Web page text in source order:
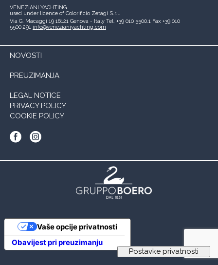
VENEZIANI YACHTING
used under licence of Colorificio Zetagi S.r.l.
Via G. Macaggi 19 16121 Genova - Italy Tel. +39 010 5500.1 Fax +39 010
5500.291 info@venezianiyachting.com
NOVOSTI
PREUZIMANJA
LEGAL NOTICE
PRIVACY POLICY
COOKIE POLICY
Obavijest pri preuzimanju
Vaše opcije privatnosti